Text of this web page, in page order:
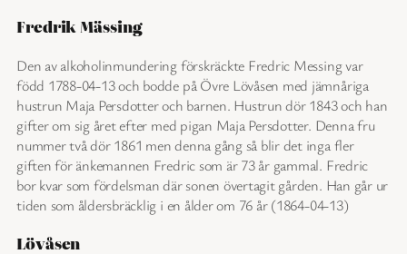
Fredrik Mässing
Den av alkoholinmundering förskräckte Fredric Messing var
född 1788-04-13 och bodde på Övre Lövåsen med jämnåriga
hustrun Maja Persdotter och barnen. Hustrun dör 1843 och han
gifter om sig året efter med pigan Maja Persdotter. Denna fru
nummer två dör 1861 men denna gång så blir det inga fler
giften för änkemannen Fredric som är 73 år gammal. Fredric
bor kvar som fördelsman där sonen övertagit gården. Han går ur
tiden som åldersbräcklig i en ålder om 76 år (1864-04-13)
Lövåsen